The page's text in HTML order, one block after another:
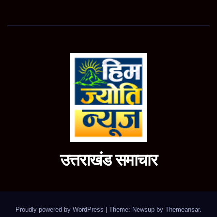
उत्तराखंड समाचार
Proudly powered by WordPress Theme: Newsup by Themeansar.